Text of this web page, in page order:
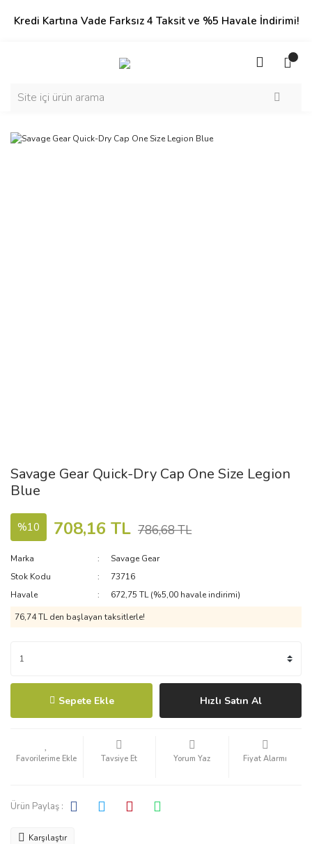
Kredi Kartına Vade Farksız 4 Taksit ve %5 Havale İndirimi!
Savage Gear Quick-Dry Cap One Size Legion
Blue
%10 708,16 TL 786,68 TL
Marka
Savage Gear
Stok Kodu
73716
Havale
672,75 TL (%5,00 havale indirimi)
76,74 TL den başlayan taksitlerle!
Sepete Ekle Hızlı Satın Al
Tavsiye Et Yorum Yaz Fiyat Alarmı
Ürün Paylaş :
Karşılaştır